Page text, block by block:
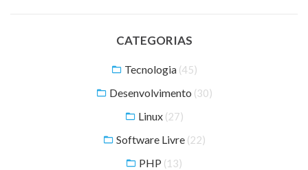
CATEGORIAS
Tecnologia (45)
Desenvolvimento (30)
Linux (27)
Software Livre (22)
PHP (13)